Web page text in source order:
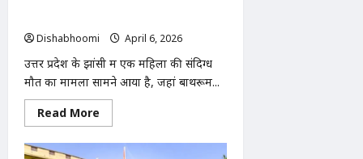
हॉरर-
कॉमेडी,
16
अप्रैल
से
पेड
प्रिव्यू
Dishabhoomi
April 6, 2026
उत्तर प्रदेश के झांसी में एक महिला की संदिग्ध
मौत का मामला सामने आया है, जहां बाथरूम...
Read More
more
झांसी